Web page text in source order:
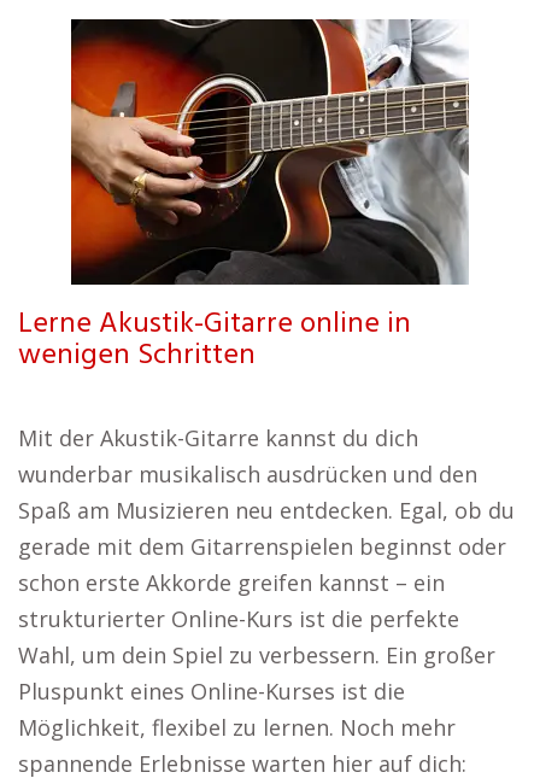
Lerne Akustik-Gitarre online in
wenigen Schritten
Mit der Akustik-Gitarre kannst du dich
wunderbar musikalisch ausdrücken und den
Spaß am Musizieren neu entdecken. Egal, ob du
gerade mit dem Gitarrenspielen beginnst oder
schon erste Akkorde greifen kannst – ein
strukturierter Online-Kurs ist die perfekte
Wahl, um dein Spiel zu verbessern. Ein großer
Pluspunkt eines Online-Kurses ist die
Möglichkeit, flexibel zu lernen. Noch mehr
spannende Erlebnisse warten hier auf dich: